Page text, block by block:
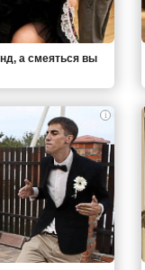
а смеяться вы
i